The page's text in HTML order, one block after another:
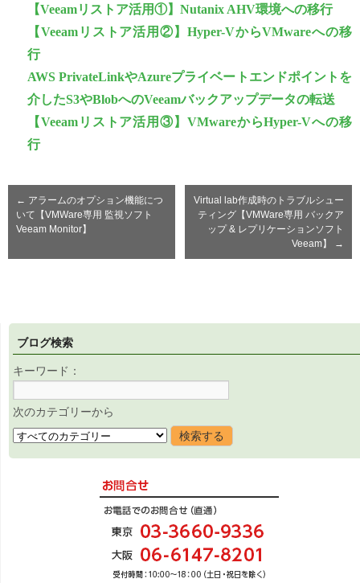
【Veeamリストア活用①】Nutanix AHV環境への移行
【Veeamリストア活用②】Hyper-VからVMwareへの移
行
AWS PrivateLinkやAzureプライベートエンドポイントを
介したS3やBlobへのVeeamバックアップデータの転送
【Veeamリストア活用③】VMwareからHyper-Vへの移
行
← アラームのオプション機能につ
いて【VMWare専用 監視ソフト
Veeam Monitor】
Virtual lab作成時のトラブルシュー
ティング【VMWare専用 バックア
ップ & レプリケーションソフト
Veeam】
→
ブログ検索
キーワード：
次のカテゴリーから